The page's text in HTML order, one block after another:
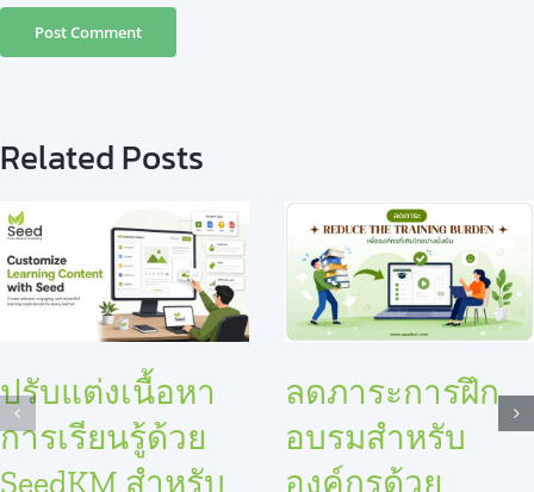
Related Posts
ปรับแต่งเนื้อหา
การเรียนรู้ด้วย
SeedKM สำหรับ
ลดภาระการฝึก
อบรมสำหรับ
องค์กรด้วย